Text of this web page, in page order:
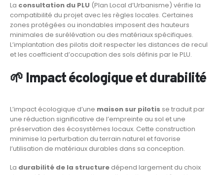
La consultation du PLU (Plan Local d’Urbanisme) vérifie la
compatibilité du projet avec les règles locales. Certaines
zones protégées ou inondables imposent des hauteurs
minimales de surélévation ou des matériaux spécifiques.
L’implantation des pilotis doit respecter les distances de recul
et les coefficient d’occupation des sols définis par le PLU.
🌱 Impact écologique et durabilité
L’impact écologique d’une maison sur pilotis se traduit par
une réduction significative de l’empreinte au sol et une
préservation des écosystèmes locaux. Cette construction
minimise la perturbation du terrain naturel et favorise
l’utilisation de matériaux durables dans sa conception.
La durabilité de la structure dépend largement du choix